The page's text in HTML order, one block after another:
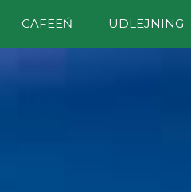
CAFEEŃ UDLEJNING